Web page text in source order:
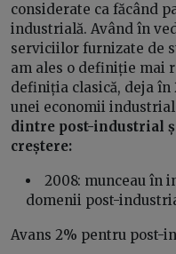
considerate ca făcând
industrială. Având în
serviciilor furnizate de
am ales o definiție mai
definiția clasică, deja în
unei economii
dintre post-industrial
creștere:
2008: munceau în
domenii post-
Avans 2% pentru post-